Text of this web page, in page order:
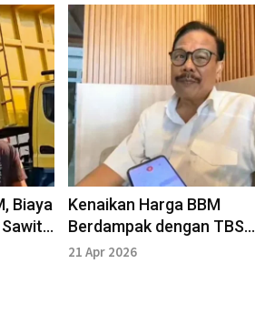
Biaya
Kenaikan Harga BBM
Berdampak dengan TBS
Sawit, Perusahaan Takut
21 Apr 2026